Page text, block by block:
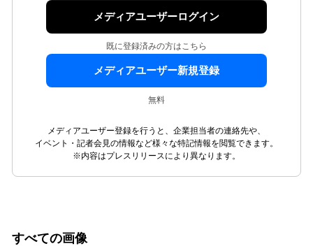
メディアユーザーログイン
既に登録済みの方はこちら
メディアユーザー新規登録
無料
メディアユーザー登録を行うと、企業担当者の連絡先や、
イベント・記者会見の情報など様々な特記情報を閲覧できます。
※内容はプレスリリースにより異なります。
すべての画像